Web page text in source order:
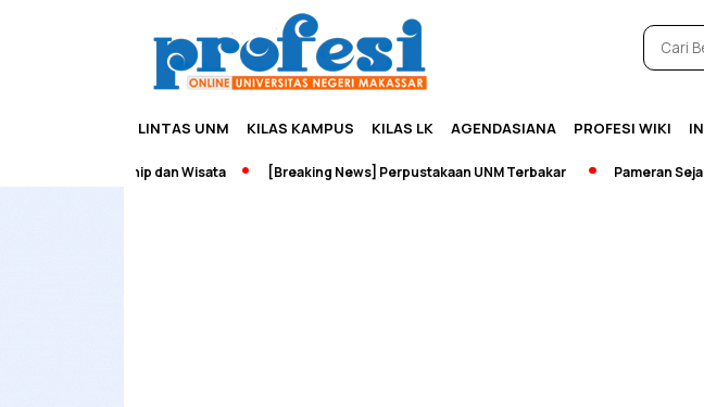
LINTAS UNM KILAS KAMPUS KILAS LK AGENDASIANA PROFESI WIKI
Edupreneurship dan Wisata [Breaking News] Perpustakaan UNM Terbakar Pameran